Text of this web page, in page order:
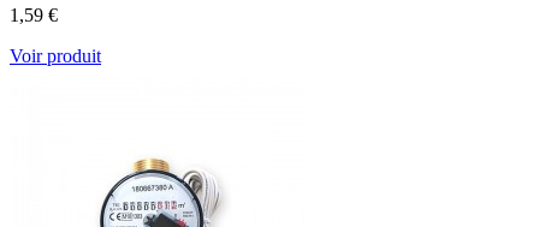
1,59 €
Voir produit